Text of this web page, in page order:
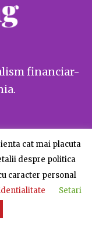
financiar-
Publicitate
cat mai placuta
despre politica
caracter personal
Setari